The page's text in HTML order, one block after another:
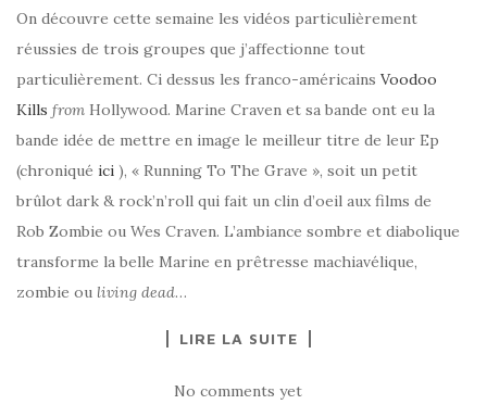
On découvre cette semaine les vidéos particulièrement
réussies de trois groupes que j’affectionne tout
particulièrement. Ci dessus les franco-américains Voodoo
Kills from Hollywood. Marine Craven et sa bande ont eu la
bande idée de mettre en image le meilleur titre de leur Ep
(chroniqué ici ), « Running To The Grave », soit un petit
brûlot dark & rock’n’roll qui fait un clin d’oeil aux films de
Rob Zombie ou Wes Craven. L’ambiance sombre et diabolique
transforme la belle Marine en prêtresse machiavélique,
zombie ou living dead…
LIRE LA SUITE
No comments yet